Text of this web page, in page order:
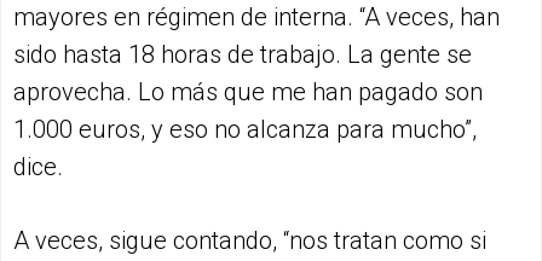
mayores en régimen de interna. “A veces, han
sido hasta 18 horas de trabajo. La gente se
aprovecha. Lo más que me han pagado son
1.000 euros, y eso no alcanza para mucho”,
dice.
A veces, sigue contando, “nos tratan como si